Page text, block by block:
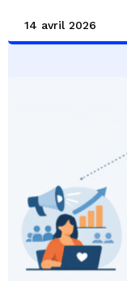
14 avril 2026